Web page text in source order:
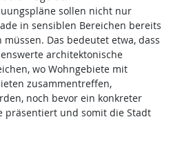
sollen nicht nur
in sensiblen Bereichen bereits
Das bedeutet etwa, dass
architektonische
wo Wohngebiete mit
zusammentreffen,
noch bevor ein konkreter
präsentiert und somit die Stadt